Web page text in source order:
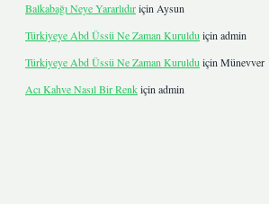
Balkabağı Neye Yararlıdıriçin Aysun
Türkiyeye Abd Üssü Ne Zaman Kuruldu için admin
Türkiyeye Abd Üssü Ne Zaman Kuruldu için Münevver
Acı Kahve Nasıl Bir Renkiçin admin